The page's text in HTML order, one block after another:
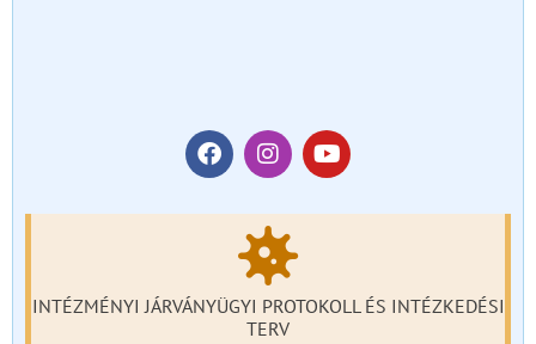
INTÉZMÉNYI JÁRVÁNYÜGYI PROTOKOLL ÉS INTÉZKEDÉSI
TERV